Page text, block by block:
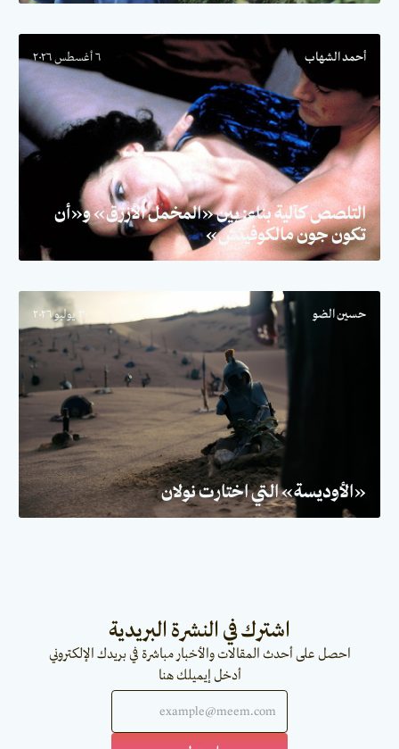
أحمد الشهاب ٦ أغسطس ٢٠٢٦
التلصص كآلية بناء: بين «المخمل الأزرق» و«أن
تكون جون مالكوفيتش»
حسين الضو ٣٠ يوليو ٢٠٢٦
«الأوديسة» التي اختارت نولان
اشترك في النشرة البريدية
احصل على أحدث المقالات والأخبار مباشرة في بريدك الإلكتروني
أدخل إيميلك هنا